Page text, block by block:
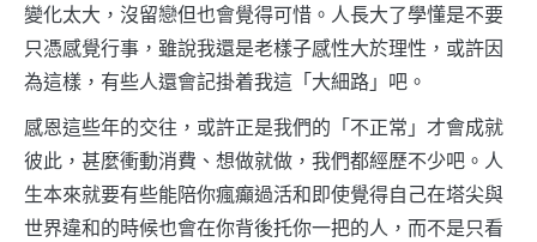
變化太大，沒留戀但也會覺得可惜。人長大了學懂是不要
只憑感覺行事，雖說我還是老樣子感性大於理性，或許因
為這樣，有些人還會記掛着我這「大細路」吧。
感恩這些年的交往，或許正是我們的「不正常」才會成就
彼此，甚麼衝動消費、想做就做，我們都經歷不少吧。人
生本來就要有些能陪你瘋癲過活和即使覺得自己在塔尖與
世界違和的時候也會在你背後托你一把的人，而不是只看